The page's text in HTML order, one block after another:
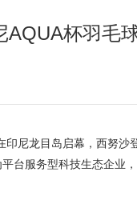
AQUA杯羽毛
尼龙目岛启幕，西努沙
台服务型科技生态企业